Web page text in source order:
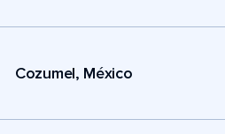
Cozumel, México